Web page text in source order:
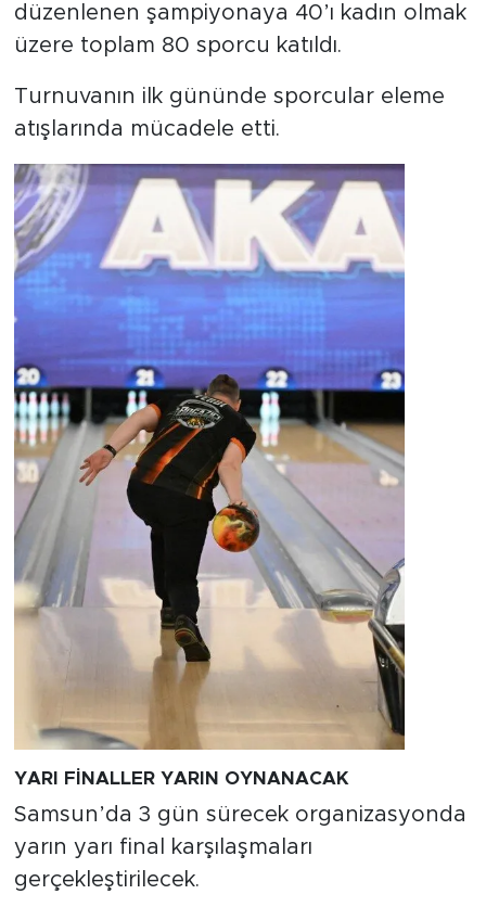
düzenlenen şampiyonaya 40’ı kadın olmak
üzere toplam 80 sporcu katıldı.
Turnuvanın ilk gününde sporcular eleme
atışlarında mücadele etti.
YARI FİNALLER YARIN OYNANACAK
Samsun’da 3 gün sürecek organizasyonda
yarın yarı final karşılaşmaları
gerçekleştirilecek.